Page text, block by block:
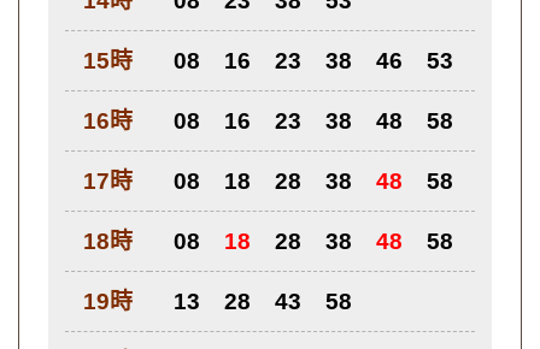
15時 08 16 23 38 46 53
16時 08 16 23 38 48 58
17時 08 18 28 38 48 58
18時 08 18 28 38 48 58
19時 13 28 43 58